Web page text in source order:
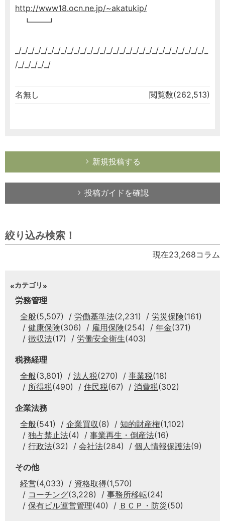
http://www18.ocn.ne.jp/~akatukip/
┗━━┛
_/_/_/_/_/_/_/_/_/_/_/_/_/_/_/_/_/_/_/_/_/_/_/_/_/_/_/_/_/_
/_/_/_/_/_/
名無し 閲覧数(262,513)
新規投稿する
投稿ガイドを確認
絞り込み検索！
現在23,268コラム
カテゴリ
労務管理
全般(5,507) 労働基準法(2,231) 労災保険(161)
健康保険(306) 雇用保険(254) 年金(371)
徴収法(17) 労働安全衛生(403)
税務経理
全般(3,801) 法人税(270) 事業税(18)
所得税(490) 住民税(67) 消費税(302)
企業法務
全般(541) 企業買収(8) 知的財産権(1,102)
独占禁止法(4) 事業再生・倒産法(16)
行政法(32) 会社法(284) 個人情報保護法(9)
その他
経営(4,033) 資格取得(1,570)
コーチング(3,228) 事務所移転(24)
保有ビル運営管理(40) ＢＣＰ・防災 (50)